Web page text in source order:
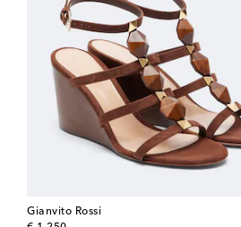
Gianvito Rossi